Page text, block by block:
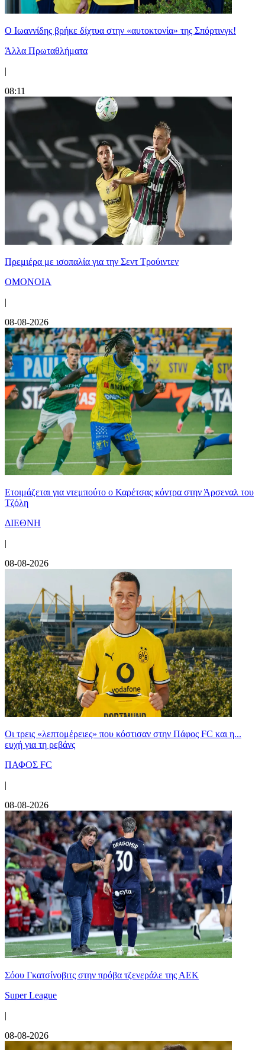
Ο Ιωαννίδης βρήκε δίχτυα στην «αυτοκτονία» της Σπόρτινγκ!
Άλλα Πρωταθλήματα
|
08:11
Πρεμιέρα με ισοπαλία για την Σεντ Τρούιντεν
ΟΜΟΝΟΙΑ
|
08-08-2026
Ετοιμάζεται για ντεμπούτο ο Καρέτσας κόντρα στην Άρσεναλ του
Τζόλη
ΔΙΕΘΝΗ
|
08-08-2026
Οι τρεις «λεπτομέρειες» που κόστισαν στην Πάφος FC και η...
ευχή για τη ρεβάνς
ΠΑΦΟΣ FC
|
08-08-2026
Σόου Γκατσίνοβιτς στην πρόβα τζενεράλε της ΑΕΚ
Super League
|
08-08-2026